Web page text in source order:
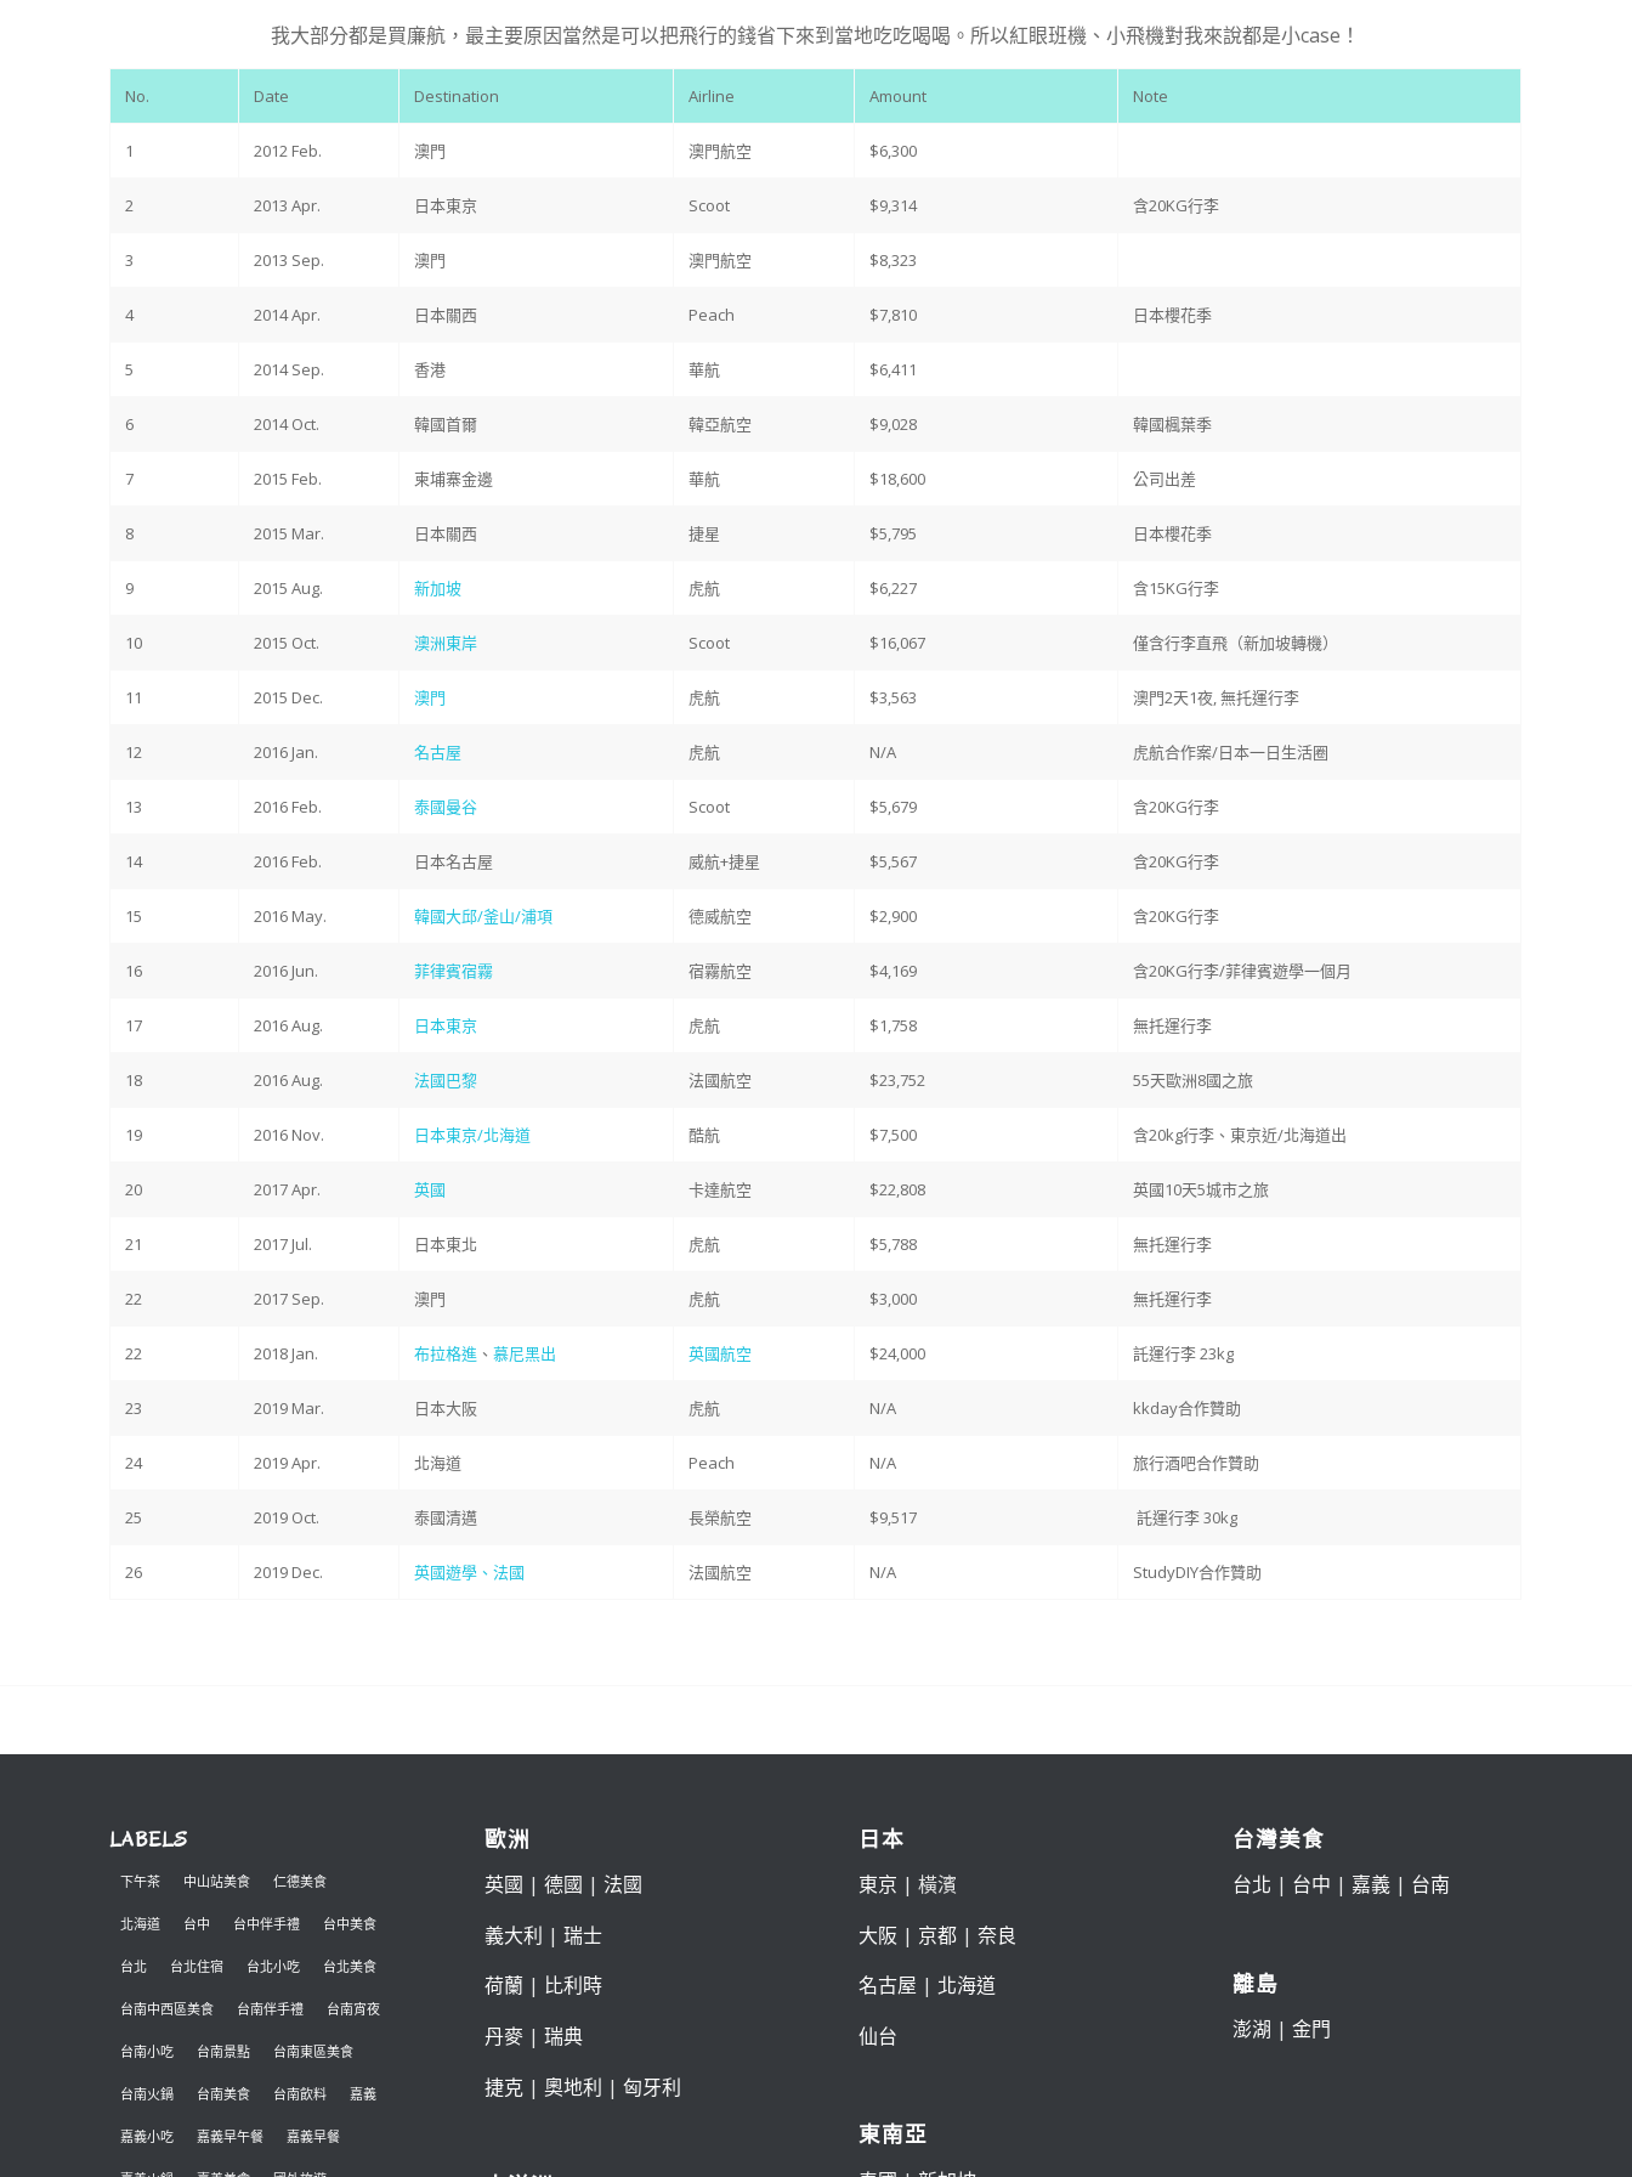
我大部分都是買廉航，最主要原因當然是可以把飛行的錢省下來到當地吃吃喝喝。所以紅眼班機、小飛機對我來說都是小case！
No. Date Destination Airline Amount Note
1 2012 Feb. 澳門 澳門航空 $6,300
2 2013 Apr. 日本東京 Scoot $9,314 含20KG行李
3 2013 Sep. 澳門 澳門航空 $8,323
4 2014 Apr. 日本關西 Peach $7,810 日本櫻花季
5 2014 Sep. 香港 華航 $6,411
6 2014 Oct. 韓國首爾 韓亞航空 $9,028 韓國楓葉季
7 2015 Feb. 柬埔寨金邊 華航 $18,600 公司出差
8 2015 Mar. 日本關西 捷星 $5,795 日本櫻花季
9 2015 Aug. 新加坡 虎航 $6,227 含15KG行李
10 2015 Oct. 澳洲東岸 Scoot $16,067 僅含行李直飛（新加坡轉機）
11 2015 Dec. 澳門 虎航 $3,563 澳門2天1夜, 無托運行李
12 2016 Jan. 名古屋 虎航 N/A 虎航合作案/日本一日生活圈
13 2016 Feb. 泰國曼谷 Scoot $5,679 含20KG行李
14 2016 Feb. 日本名古屋 威航+捷星 $5,567 含20KG行李
15 2016 May. 韓國大邱/釜山/浦項 德威航空 $2,900 含20KG行李
16 2016 Jun. 菲律賓宿霧 宿霧航空 $4,169 含20KG行李/菲律賓遊學一個月
17 2016 Aug. 日本東京 虎航 $1,758 無托運行李
18 2016 Aug. 法國巴黎 法國航空 $23,752 55天歐洲8國之旅
19 2016 Nov. 日本東京/北海道 酷航 $7,500 含20kg行李、東京近/北海道出
20 2017 Apr. 英國 卡達航空 $22,808 英國10天5城市之旅
21 2017 Jul. 日本東北 虎航 $5,788 無托運行李
22 2017 Sep. 澳門 虎航 $3,000 無托運行李
22 2018 Jan. 布拉格進 、慕尼黑出 英國航空 $24,000 託運行李 23kg
23 2019 Mar. 日本大阪 虎航 N/A kkday合作贊助
24 2019 Apr. 北海道 Peach N/A 旅行酒吧合作贊助
25 2019 Oct. 泰國清邁 長榮航空 $9,517 託運行李 30kg
26 2019 Dec. 英國遊學、法國 法國航空 N/A StudyDIY合作贊助
LABELS
下午茶 中山站美食 仁德美食
北海道 台中 台中伴手禮 台中美食
台北 台北住宿 台北小吃 台北美食
台南中西區美食 台南伴手禮 台南宵夜
台南小吃 台南景點 台南東區美食
台南火鍋 台南美食 台南飲料 嘉義
嘉義小吃 嘉義早午餐 嘉義早餐
歐洲
英國 | 德國 | 法國
義大利 | 瑞士
荷蘭| 比利時
丹麥| 瑞典
捷克| 奧地利 | 匈牙利
日本
東京 | 橫濱
大阪 | 京都| 奈良
名古屋 | 北海道
仙台
東南亞
台灣美食
台北 | 台中 | 嘉義 | 台南
離島
澎湖 |金門